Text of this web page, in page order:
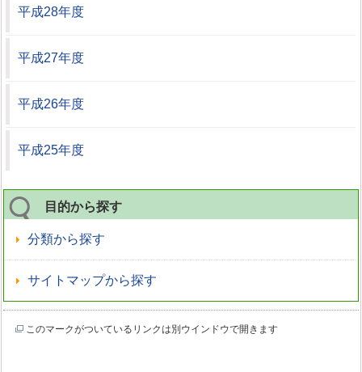
平成28年度
平成27年度
平成26年度
平成25年度
目的から探す
分類から探す
サイトマップから探す
このマークがついているリンクは別ウインドウで開きます